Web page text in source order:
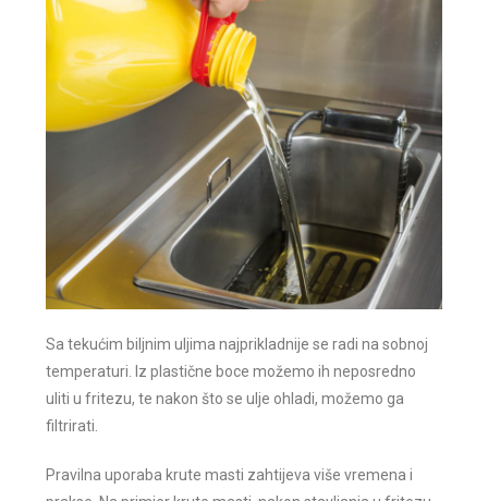
Sa tekućim biljnim uljima najprikladnije se radi na sobnoj
temperaturi. Iz plastične boce možemo ih neposredno
uliti u fritezu, te nakon što se ulje ohladi, možemo ga
filtrirati.
Pravilna uporaba krute masti zahtijeva više vremena i